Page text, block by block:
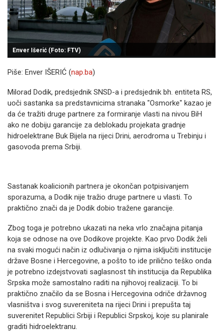
Enver Išerić (Foto: FTV)
Piše: Enver IŠERIĆ (nap.ba)
Milorad Dodik, predsjednik SNSD-a i predsjednik bh. entiteta RS,
uoči sastanka sa predstavnicima stranaka "Osmorke" kazao je
da će tražiti druge partnere za formiranje vlasti na nivou BiH
ako ne dobiju garancije za deblokadu projekata gradnje
hidroelektrane Buk Bijela na rijeci Drini, aerodroma u Trebinju i
gasovoda prema Srbiji.
Sastanak koalicionih partnera je okončan potpisivanjem
sporazuma, a Dodik nije tražio druge partnere u vlasti. To
praktično znači da je Dodik dobio tražene garancije.
Zbog toga je potrebno ukazati na neka vrlo značajna pitanja
koja se odnose na ove Dodikove projekte. Kao prvo Dodik želi
na svaki mogući način iz odlučivanja o njima isključiti institucije
države Bosne i Hercegovine, a pošto to ide prilično teško onda
je potrebno izdejstvovati saglasnost tih institucija da Republika
Srpska može samostalno raditi na njihovoj realizaciji. To bi
praktično značilo da se Bosna i Hercegovina odriče državnog
vlasništva i svog suvereniteta na rijeci Drini i prepušta taj
suverenitet Republici Srbiji i Republici Srpskoj, koje su planirale
graditi hidroelektranu.